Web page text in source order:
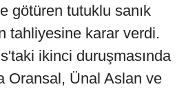
götüren tutuklu sanık
tahliyesine karar verdi.
ikinci duruşmasında
Oransal, Ünal Aslan ve